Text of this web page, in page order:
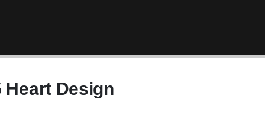
Heart Design